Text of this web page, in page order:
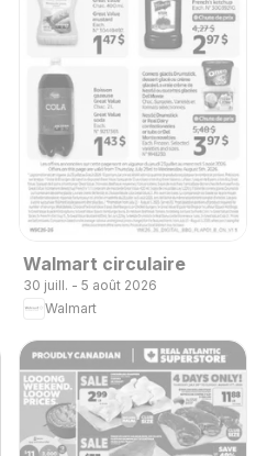
Walmart circulaire
30 juill. - 5 août 2026
Walmart